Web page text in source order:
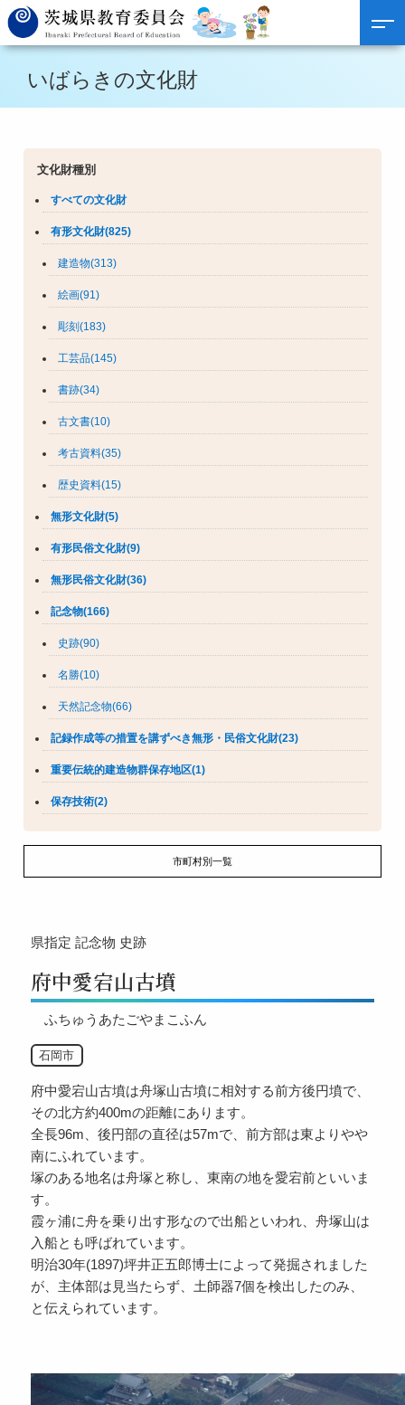
いばらきの文化財
文化財種別
すべての文化財
有形文化財(825)
建造物(313)
絵画(91)
彫刻(183)
工芸品(145)
書跡(34)
古文書(10)
考古資料(35)
歴史資料(15)
無形文化財(5)
有形民俗文化財(9)
無形民俗文化財(36)
記念物(166)
史跡(90)
名勝(10)
天然記念物(66)
記録作成等の措置を講ずべき無形・民俗文化財(23)
重要伝統的建造物群保存地区(1)
保存技術(2)
市町村別一覧
県指定 記念物 史跡
府中愛宕山古墳
ふちゅうあたごやまこふん
石岡市
府中愛宕山古墳は舟塚山古墳に相対する前方後円墳で、
その北方約400mの距離にあります。
全長96m、後円部の直径は57mで、前方部は東よりやや
南にふれています。
塚のある地名は舟塚と称し、東南の地を愛宕前といいま
す。
霞ヶ浦に舟を乗り出す形なので出船といわれ、舟塚山は
入船とも呼ばれています。
明治30年(1897)坪井正五郎博士によって発掘されました
が、主体部は見当たらず、土師器7個を検出したのみ、
と伝えられています。